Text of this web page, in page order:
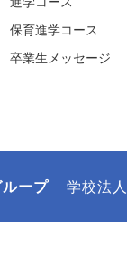
保育進学コース
卒業生メッセージ
ープ 学校法